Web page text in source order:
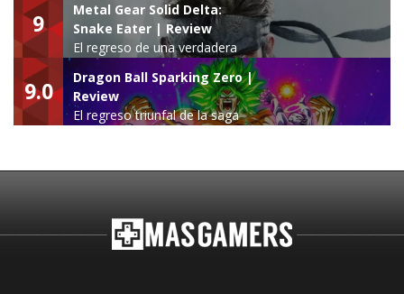
9
Metal Gear Solid Delta:
Snake Eater | Review
El regreso de una verdadera
leyenda
9.0
Dragon Ball Sparking Zero |
Review
El regreso triunfal de la saga